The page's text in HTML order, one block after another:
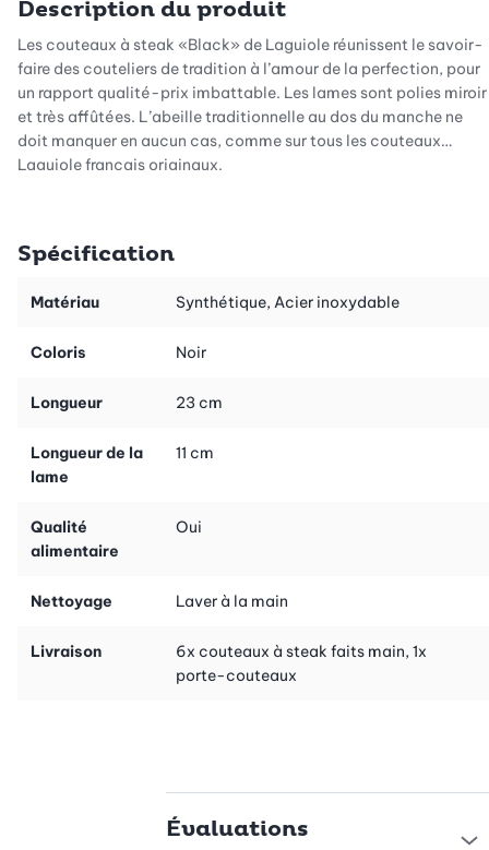
Description du produit
Les couteaux à steak «Black» de Laguiole réunissent le savoir-
faire des couteliers de tradition à l’amour de la perfection, pour
un rapport qualité-prix imbattable. Les lames sont polies miroir
et très affûtées. L’abeille traditionnelle au dos du manche ne
doit manquer en aucun cas, comme sur tous les couteaux
Laguiole français originaux.
Spécification
Matériau Synthétique, Acier inoxydable
Coloris Noir
Longueur 23 cm
Longueur de la
lame
11 cm
Qualité
alimentaire
Oui
Nettoyage Laver à la main
Livraison
6x couteaux à steak faits main, 1x
porte-couteaux
Évaluations